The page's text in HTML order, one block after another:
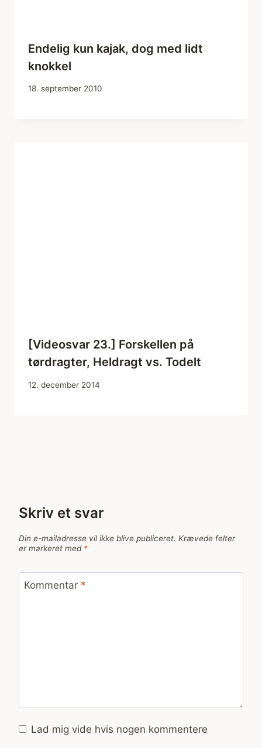
Endelig kun kajak, dog med lidt
knokkel
18. september 2010
[Videosvar 23.] Forskellen på
tørdragter, Heldragt vs. Todelt
12. december 2014
Skriv et svar
Din e-mailadresse vil ikke blive publiceret. Krævede felter
er markeret med *
Kommentar *
Lad mig vide hvis nogen kommentere